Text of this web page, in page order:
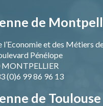
de
l’Economie et des Métiers
Pénélope
MONTPELLIER
(0)6 99 86 96 13
de Toulouse